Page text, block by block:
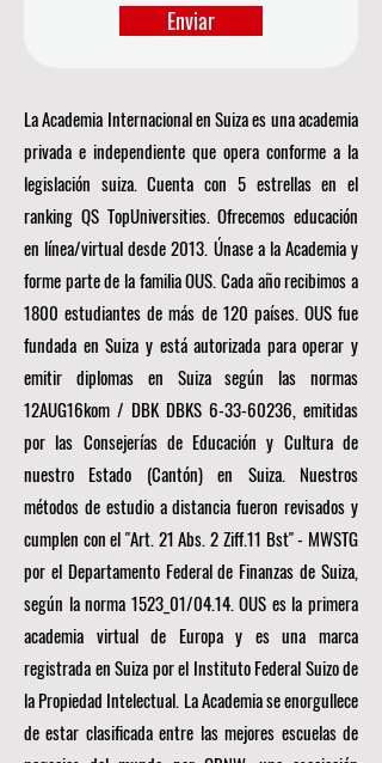
La Academia Internacional en Suiza es una academia
privada e independiente que opera conforme a la
legislación suiza. Cuenta con 5 estrellas en el
ranking QS TopUniversities. Ofrecemos educación
en línea/virtual desde 2013. Únase a la Academia y
forme parte de la familia OUS. Cada año recibimos a
1800 estudiantes de más de 120 países. OUS fue
fundada en Suiza y está autorizada para operar y
emitir diplomas en Suiza según las normas
12AUG16kom / DBK DBKS 6-33-60236, emitidas
por las Consejerías de Educación y Cultura de
nuestro Estado (Cantón) en Suiza. Nuestros
métodos de estudio a distancia fueron revisados y
cumplen con el "Art. 21 Abs. 2 Ziff.11 Bst" - MWSTG
por el Departamento Federal de Finanzas de Suiza,
según la norma 1523_01/04.14. OUS es la primera
academia virtual de Europa y es una marca
registrada en Suiza por el Instituto Federal Suizo de
la Propiedad Intelectual. La Academia se enorgullece
de estar clasificada entre las mejores escuelas de
Enviar